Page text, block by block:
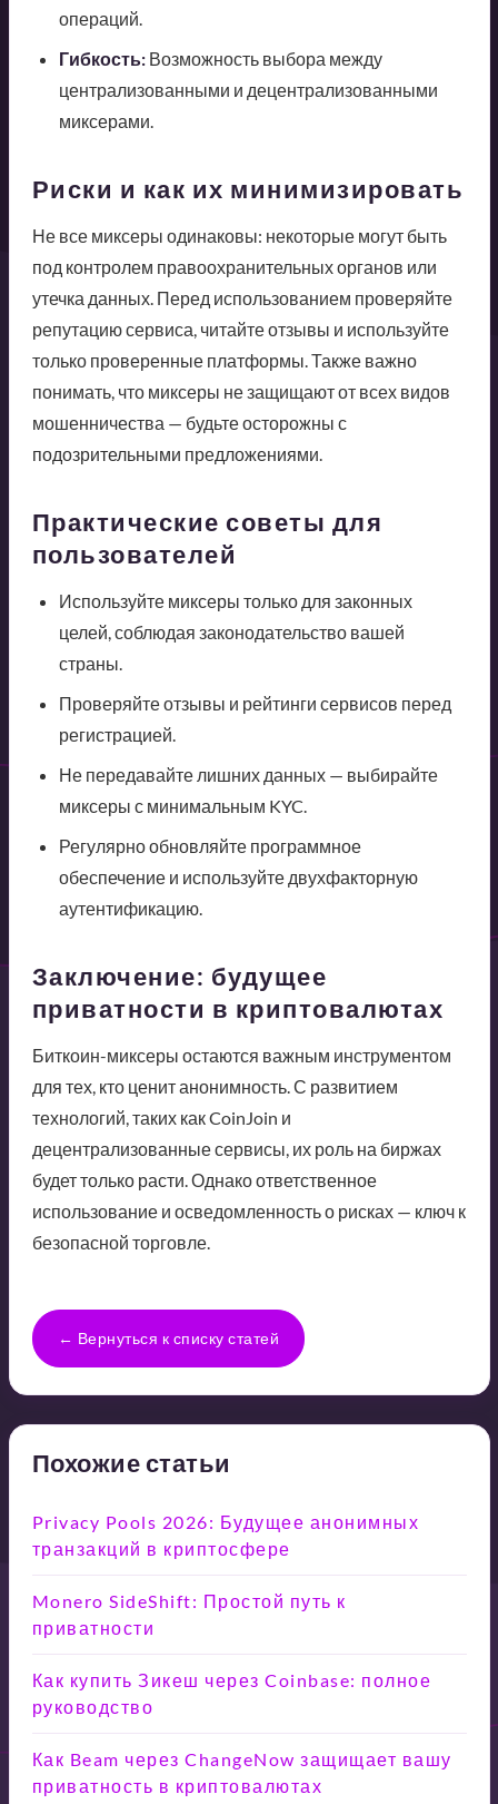
операций.
Гибкость:Возможность выбора между
централизованными и децентрализованными
миксерами.
Риски и как их минимизировать
Не все миксеры одинаковы: некоторые могут быть
под контролем правоохранительных органов или
утечка данных. Перед использованием проверяйте
репутацию сервиса, читайте отзывы и используйте
только проверенные платформы. Также важно
понимать, что миксеры не защищают от всех видов
мошенничества — будьте осторожны с
подозрительными предложениями.
Практические советы для
пользователей
Используйте миксеры только для законных
целей, соблюдая законодательство вашей
страны.
Проверяйте отзывы и рейтинги сервисов перед
регистрацией.
Не передавайте лишних данных — выбирайте
миксеры с минимальным KYC.
Регулярно обновляйте программное
обеспечение и используйте двухфакторную
аутентификацию.
Заключение: будущее
приватности в криптовалютах
Биткоин-миксеры остаются важным инструментом
для тех, кто ценит анонимность. С развитием
технологий, таких как CoinJoin и
децентрализованные сервисы, их роль на биржах
будет только расти. Однако ответственное
использование и осведомленность о рисках — ключ к
безопасной торговле.
← Вернуться к списку статей
Похожие статьи
Privacy Pools 2026: Будущее анонимных
транзакций в криптосфере
Monero SideShift: Простой путь к
приватности
Как купить Зикеш через Coinbase: полное
руководство
Как Beam через ChangeNow защищает вашу
приватность в криптовалютах